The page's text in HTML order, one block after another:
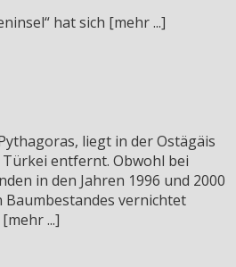
hat sich [mehr ...]
liegt in der Ostägäis
entfernt. Obwohl bei
in den Jahren 1996 und 2000
Baumbestandes vernichtet
...]